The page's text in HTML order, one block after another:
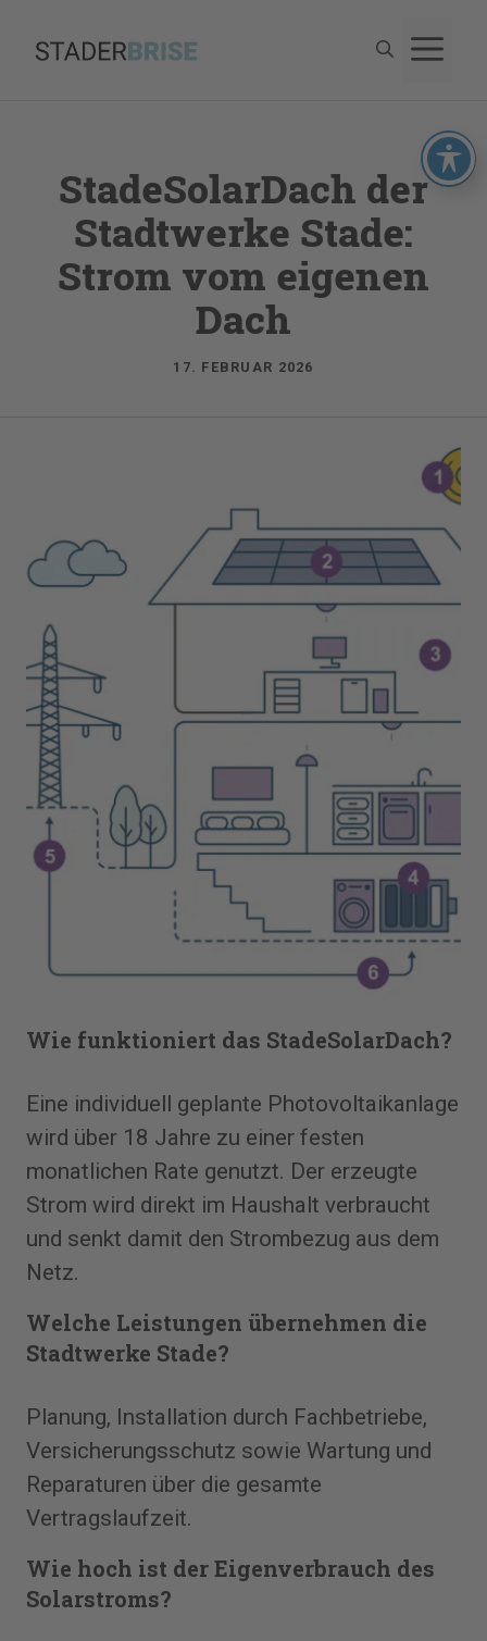
Inhalt
StadeSolarDach der
Stadtwerke Stade:
Strom vom eigenen
Dach
17. FEBRUAR 2026
Wie funktioniert das StadeSolarDach?
Eine individuell geplante Photovoltaikanlage
wird über 18 Jahre zu einer festen
monatlichen Rate genutzt. Der erzeugte
Strom wird direkt im Haushalt verbraucht
und senkt damit den Strombezug aus dem
Netz.
Welche Leistungen übernehmen die
Stadtwerke Stade?
Planung, Installation durch Fachbetriebe,
Versicherungsschutz sowie Wartung und
Reparaturen über die gesamte
Vertragslaufzeit.
Wie hoch ist der Eigenverbrauch des
Solarstroms?